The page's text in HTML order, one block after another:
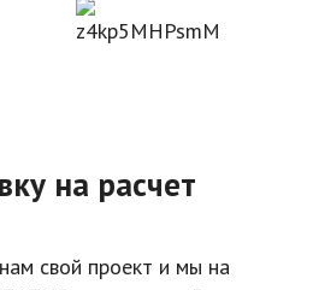
на расчет
свой проект и мы на